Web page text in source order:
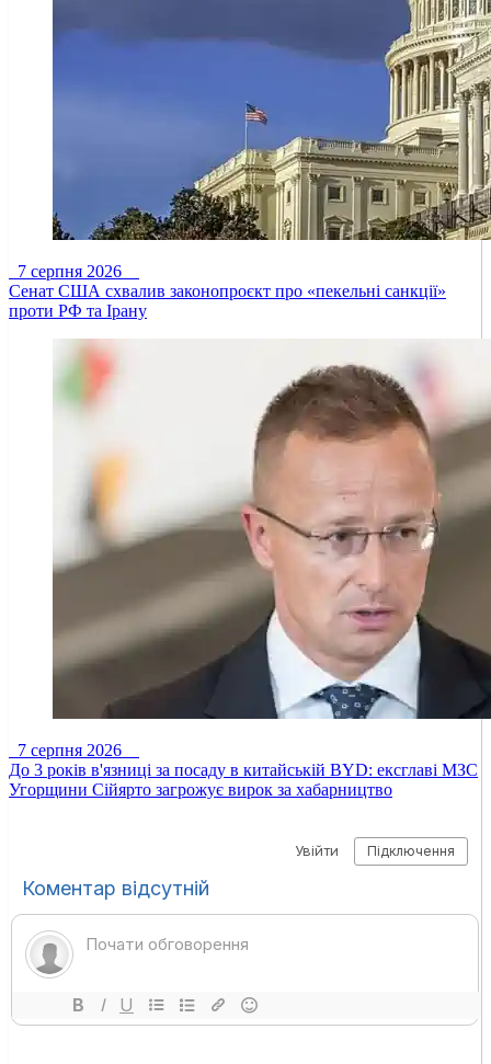
7 серпня 2026
Сенат США схвалив законопроєкт про «пекельні санкції»
проти РФ та Ірану
7 серпня 2026
До 3 років в'язниці за посаду в китайській BYD: ексглаві МЗС
Угорщини Сійярто загрожує вирок за хабарництво